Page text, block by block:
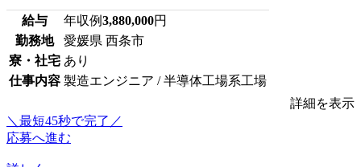
給与 年収例3,880,000円
勤務地
愛媛県 西条市
寮・社宅 あり
仕事内容 製造エンジニア / 半導体工場系工場
詳細を表示
＼最短45秒で完了／
応募へ進む